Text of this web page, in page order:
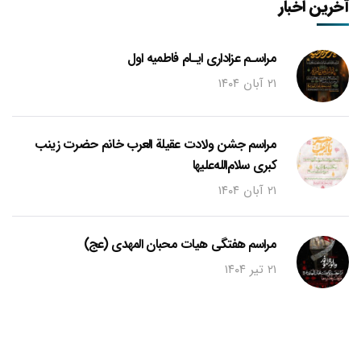
آخرین اخبار
مراسـم عزاداری ایـام فاطمیه اول
۲۱ آبان ۱۴۰۴
مراسم جشن ولادت عقیلة العرب خانم حضرت زینب
کبری سلام‌الله‌علیها
۲۱ آبان ۱۴۰۴
مراسم هفتگی هیات محبان المهدی (عج)
۲۱ تیر ۱۴۰۴